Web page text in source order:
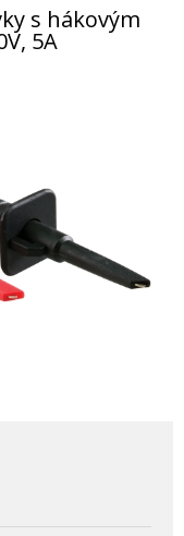
s hákovým
5A